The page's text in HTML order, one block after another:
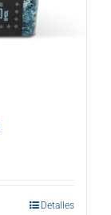
Detalles